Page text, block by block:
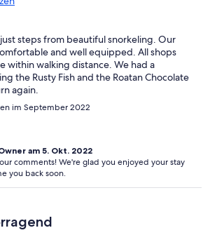
steps from beautiful snorkeling. Our
and well equipped. All shops
within walking distance. We had a
the Rusty Fish and the Roatan Chocolate
again.
im September 2022
am 5. Okt. 2022
comments! We're glad you enjoyed your stay
you back soon.